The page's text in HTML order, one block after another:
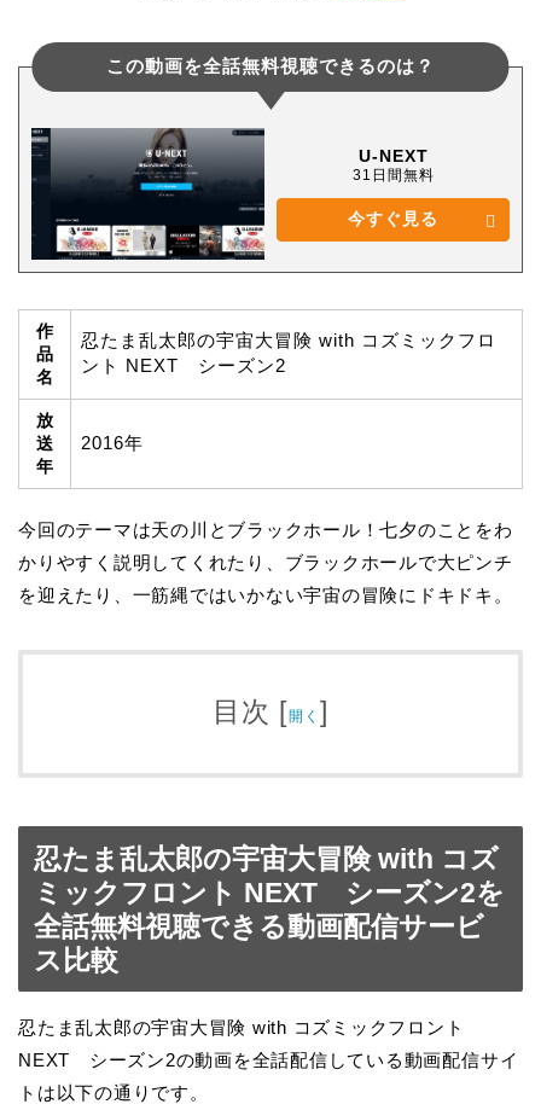
この動画を全話無料視聴できるのは？
U-NEXT
31日間無料
今すぐ見る
作
品
名
忍たま乱太郎の宇宙大冒険 with コズミックフロ
ント NEXT シーズン2
放
送
年
2016年
今回のテーマは天の川とブラックホール！七夕のことをわ
かりやすく説明してくれたり、ブラックホールで大ピンチ
を迎えたり、一筋縄ではいかない宇宙の冒険にドキドキ。
目次 [開く ]
忍たま乱太郎の宇宙大冒険 with コズ
ミックフロント NEXT シーズン2を
全話無料視聴できる動画配信サービ
ス比較
忍たま乱太郎の宇宙大冒険 with コズミックフロント
NEXT シーズン2の動画を全話配信している動画配信サイ
トは以下の通りです。